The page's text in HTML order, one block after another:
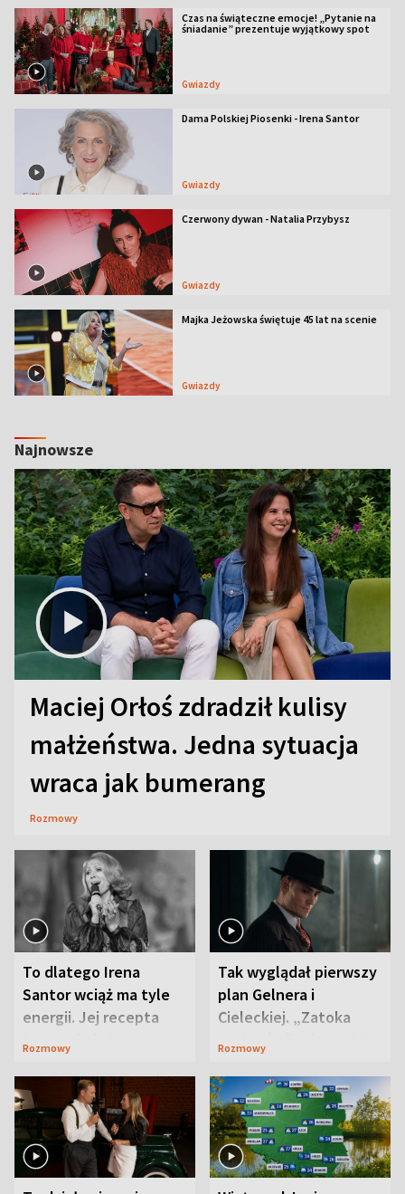
Czas na świąteczne emocje! „Pytanie na
śniadanie” prezentuje wyjątkowy spot
Gwiazdy
Dama Polskiej Piosenki - Irena Santor
Gwiazdy
Czerwony dywan - Natalia Przybysz
Gwiazdy
Majka Jeżowska świętuje 45 lat na scenie
Gwiazdy
Najnowsze
Maciej Orłoś zdradził kulisy
małżeństwa. Jedna sytuacja
wraca jak bumerang
Rozmowy
To dlatego Irena
Santor wciąż ma tyle
energii. Jej recepta
jest zaskakująco
Rozmowy
Tak wyglądał pierwszy
plan Gelnera i
Cieleckiej. „Zatoka
szpiegów” od razu ich
Rozmowy